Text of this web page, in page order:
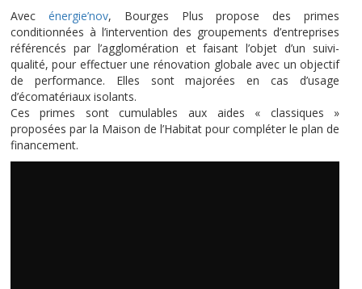
Avec énergie’nov, Bourges Plus propose des primes
conditionnées à l’intervention des groupements d’entreprises
référencés par l’agglomération et faisant l’objet d’un suivi-
qualité, pour effectuer une rénovation globale avec un objectif
de performance. Elles sont majorées en cas d’usage
d’écomatériaux isolants.
Ces primes sont cumulables aux aides « classiques »
proposées par la Maison de l’Habitat pour compléter le plan de
financement.